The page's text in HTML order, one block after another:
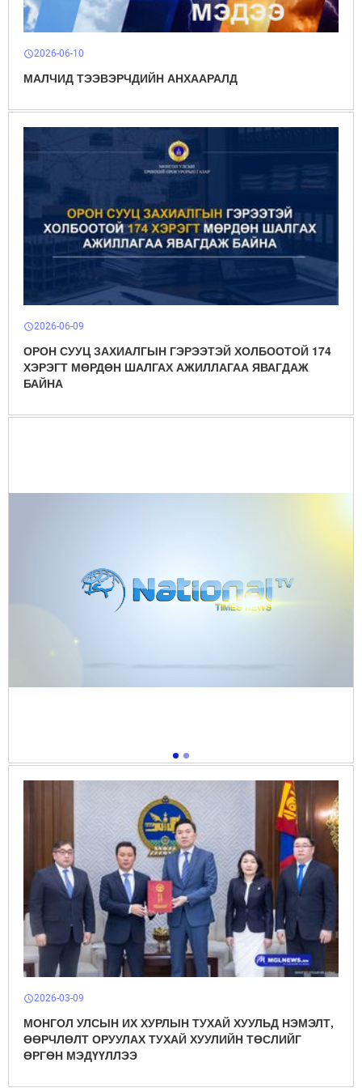
schedule2026-06-10
МАЛЧИД ТЭЭВЭРЧДИЙН АНХААРАЛД
schedule2026-06-09
ОРОН СУУЦ ЗАХИАЛГЫН ГЭРЭЭТЭЙ ХОЛБООТОЙ 174
ХЭРЭГТ МӨРДӨН ШАЛГАХ АЖИЛЛАГАА ЯВАГДАЖ
БАЙНА
schedule2026-03-09
МОНГОЛ УЛСЫН ИХ ХУРЛЫН ТУХАЙ ХУУЛЬД НЭМЭЛТ,
ӨӨРЧЛӨЛТ ОРУУЛАХ ТУХАЙ ХУУЛИЙН ТӨСЛИЙГ
ӨРГӨН МЭДҮҮЛЛЭЭ